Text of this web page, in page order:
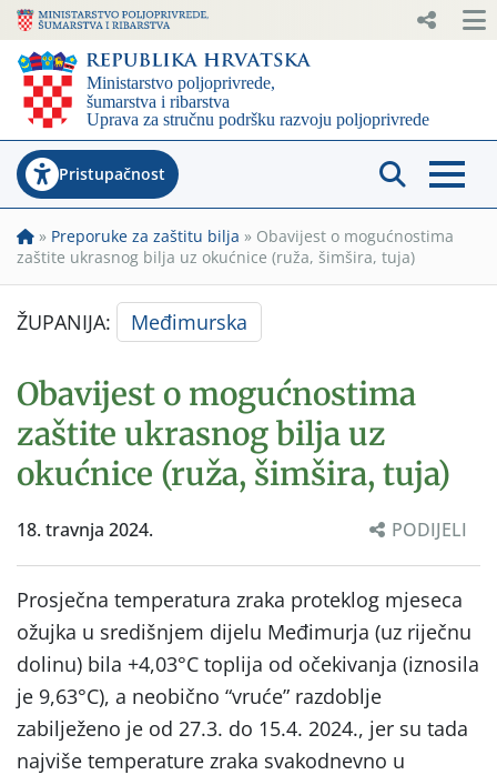
Pristupačnost
» Preporuke za zaštitu bilja » Obavijest o mogućnostima
zaštite ukrasnog bilja uz okućnice (ruža, šimšira, tuja)
ŽUPANIJA: Međimurska
Obavijest o mogućnostima
zaštite ukrasnog bilja uz
okućnice (ruža, šimšira, tuja)
18. travnja 2024. PODIJELI
Prosječna temperatura zraka proteklog mjeseca
ožujka u središnjem dijelu Međimurja (uz riječnu
dolinu) bila +4,03°C toplija od očekivanja (iznosila
je 9,63°C), a neobično “vruće” razdoblje
zabilježeno je od 27.3. do 15.4. 2024., jer su tada
najviše temperature zraka svakodnevno u